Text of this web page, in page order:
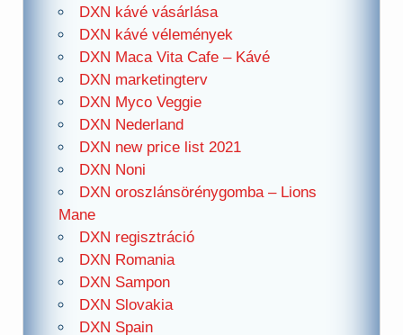
DXN kávé vásárlása
DXN kávé vélemények
DXN Maca Vita Cafe – Kávé
DXN marketingterv
DXN Myco Veggie
DXN Nederland
DXN new price list 2021
DXN Noni
DXN oroszlánsörénygomba – Lions
Mane
DXN regisztráció
DXN Romania
DXN Sampon
DXN Slovakia
DXN Spain